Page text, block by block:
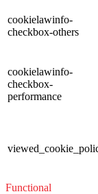
cookielawinfo-
checkbox-others
cookielawinfo-
checkbox-
performance
Functional